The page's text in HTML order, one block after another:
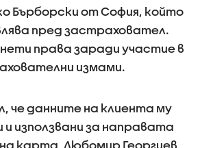
Бърборски от София, който
пред застраховател.
права заради участие в
измами.
че данните на клиента му
използвани за направата
карта, Любомир Георгиев